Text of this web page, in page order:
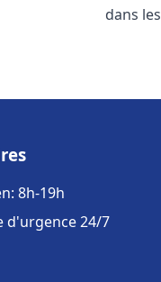
dans les
8h-19h
d'urgence 24/7